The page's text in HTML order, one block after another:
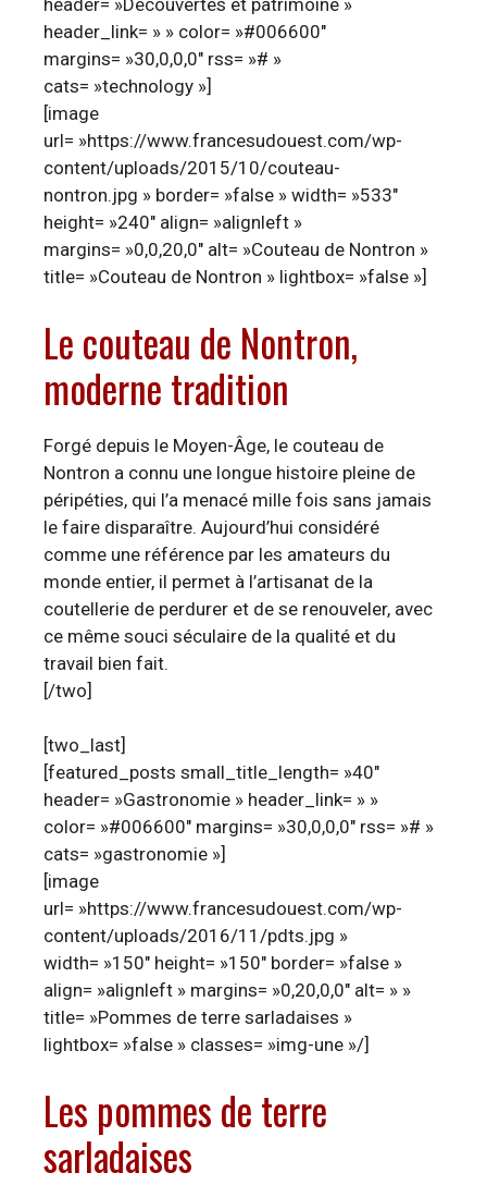
header= »Découvertes et patrimoine »
header_link= » » color= »#006600″
margins= »30,0,0,0″ rss= »# »
cats= »technology »]
[image
url= »https://www.francesudouest.com/wp-
content/uploads/2015/10/couteau-
nontron.jpg » border= »false » width= »533″
height= »240″ align= »alignleft »
margins= »0,0,20,0″ alt= »Couteau de Nontron »
title= »Couteau de Nontron » lightbox= »false »]
Le couteau de Nontron,
moderne tradition
Forgé depuis le Moyen-Âge, le couteau de
Nontron a connu une longue histoire pleine de
péripéties, qui l’a menacé mille fois sans jamais
le faire disparaître. Aujourd’hui considéré
comme une référence par les amateurs du
monde entier, il permet à l’artisanat de la
coutellerie de perdurer et de se renouveler, avec
ce même souci séculaire de la qualité et du
travail bien fait.
[/two]
[two_last]
[featured_posts small_title_length= »40″
header= »Gastronomie » header_link= » »
color= »#006600″ margins= »30,0,0,0″ rss= »# »
cats= »gastronomie »]
[image
url= »https://www.francesudouest.com/wp-
content/uploads/2016/11/pdts.jpg »
width= »150″ height= »150″ border= »false »
align= »alignleft » margins= »0,20,0,0″ alt= » »
title= »Pommes de terre sarladaises »
lightbox= »false » classes= »img-une »/]
Les pommes de terre
sarladaises